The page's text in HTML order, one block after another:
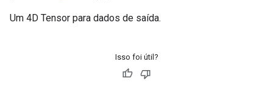
Um 4D Tensor para dados de saída.
Isso foi útil?